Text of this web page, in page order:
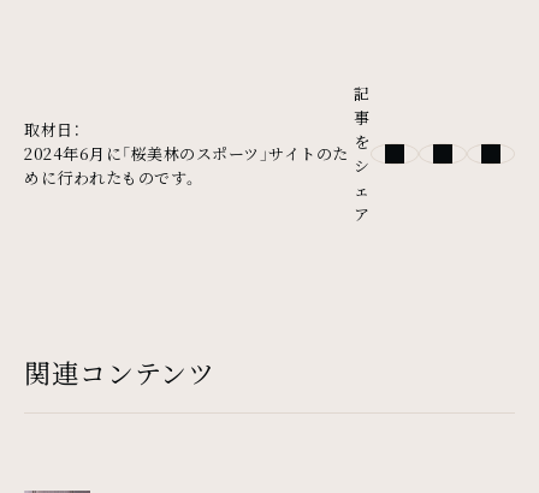
取材日：
2024年6月に「桜美林のスポーツ」サイトのた
めに行われたものです。
記
事
を
シ
ェ
ア
関連コンテンツ